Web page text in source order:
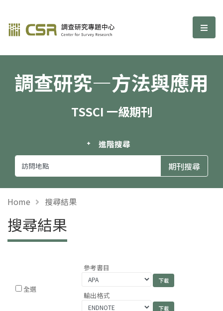
調查研究—方法與應用期刊 選
調查研究—方法與應用
TSSCI 一級期刊
進階搜尋
Home 搜尋結果
搜尋結果
全選
參考書目
輸出格式